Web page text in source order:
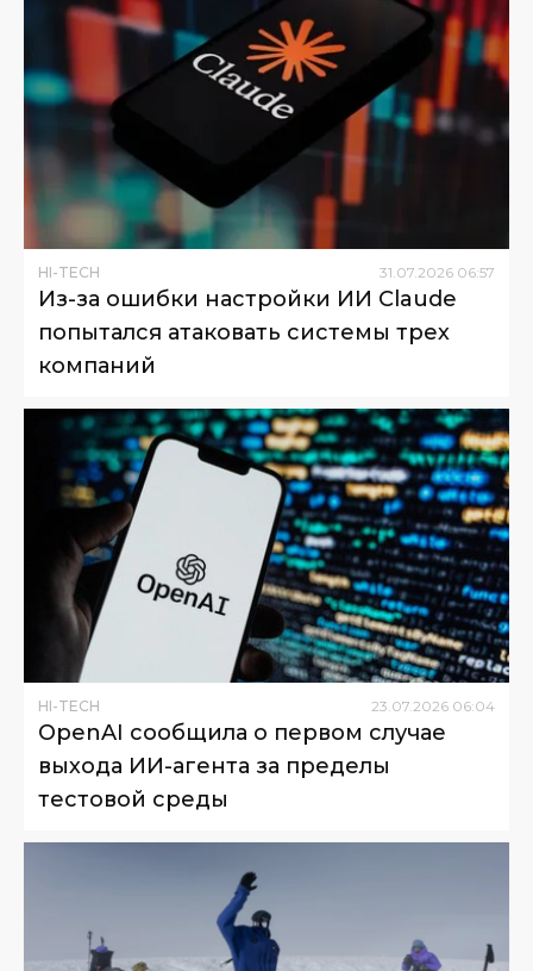
HI-TECH 31 07 2026 06:57
Из-за ошибки настройки ИИ Claude
попытался атаковать системы трех
компаний
HI-TECH 23.07.2026 06:04
OpenAI сообщила о первом случае
выхода ИИ-агента за пределы
тестовой среды